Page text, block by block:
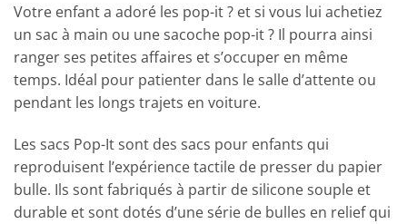
Votre enfant a adoré les pop-it ? et si vous lui achetiez
un sac à main ou une sacoche pop-it ? Il pourra ainsi
ranger ses petites affaires et s’occuper en même
temps. Idéal pour patienter dans le salle d’attente ou
pendant les longs trajets en voiture.
Les sacs Pop-It sont des sacs pour enfants qui
reproduisent l’expérience tactile de presser du papier
bulle. Ils sont fabriqués à partir de silicone souple et
durable et sont dotés d’une série de bulles en relief qui